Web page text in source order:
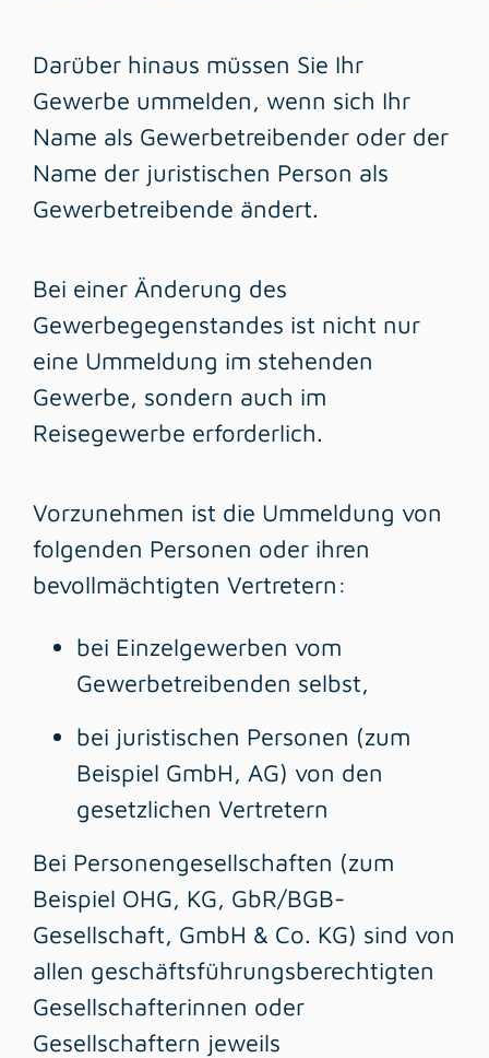
Darüber hinaus müssen Sie Ihr
Gewerbe ummelden, wenn sich Ihr
Name als Gewerbetreibender oder der
Name der juristischen Person als
Gewerbetreibende ändert.
Bei einer Änderung des
Gewerbegegenstandes ist nicht nur
eine Ummeldung im stehenden
Gewerbe, sondern auch im
Reisegewerbe erforderlich.
Vorzunehmen ist die Ummeldung von
folgenden Personen oder ihren
bevollmächtigten Vertretern:
bei Einzelgewerben vom
Gewerbetreibenden selbst,
bei juristischen Personen (zum
Beispiel GmbH, AG) von den
gesetzlichen Vertretern
Bei Personengesellschaften (zum
Beispiel OHG, KG, GbR/BGB-
Gesellschaft, GmbH & Co. KG) sind von
allen geschäftsführungsberechtigten
Gesellschafterinnen oder
Gesellschaftern jeweils